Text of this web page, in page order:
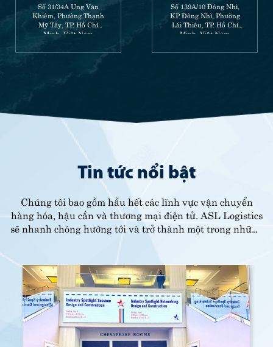
Số 31/34A Ung Văn
Khiêm, Phường Thạnh
Mỹ Tây, TP. Hồ Chí
Minh, Việt Nam
Số 139A/10 Đông Nhì,
KP Đông Nhì, Phường
Lái Thiêu, TP. Hồ Chí
Minh, Việt Nam
Tin tức nổi bật
Chúng tôi bao gồm hầu hết các lĩnh vực vận chuyển
hàng hóa, hậu cần và thương mại điện tử. ASL Logistics
sẽ nhanh chóng hướng tới và trở thành một trong những